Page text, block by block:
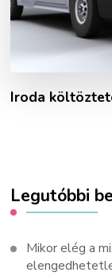
Iroda
Legutóbbi
Mikor elég a